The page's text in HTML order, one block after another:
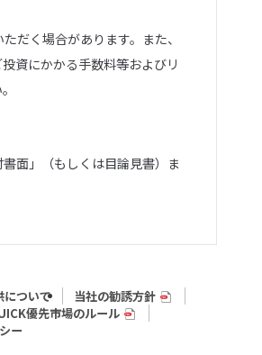
だく場合があります。また、
資にかかる手数料等およびリ
面」（もしくは目論見書）ま
について
当社の勧誘方針
優先市場のルール
ー